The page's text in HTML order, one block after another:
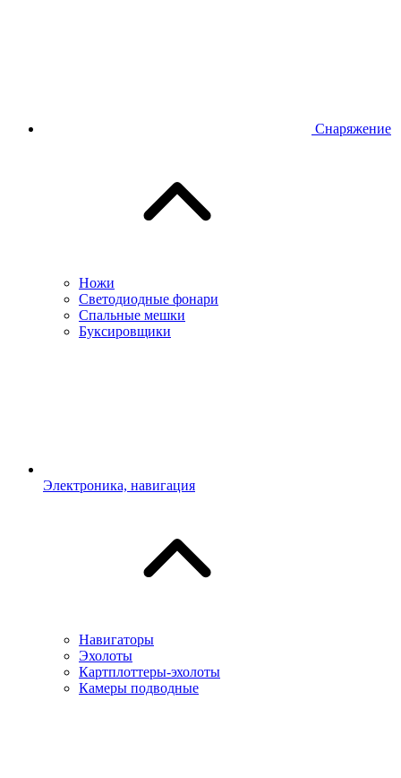
Снаряжение
Ножи
Светодиодные фонари
Спальные мешки
Буксировщики
Электроника, навигация
Навигаторы
Эхолоты
Картплоттеры-эхолоты
Камеры подводные